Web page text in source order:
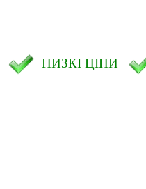
НИЗКІ ЦІНИ